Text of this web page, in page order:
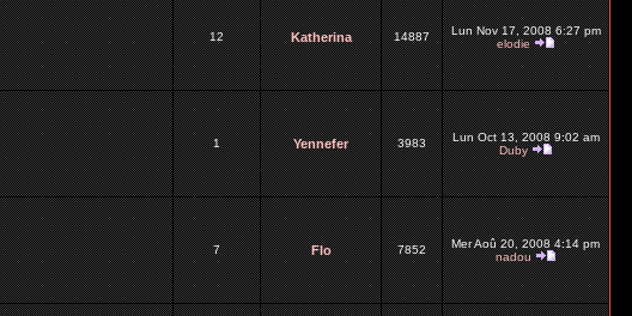
12 Katherina 14887
Lun Nov 17, 2008 6:27 pm
elodie
1 Yennefer 3983
Lun Oct 13, 2008 9:02 am
Duby
7 Flo 7852
Mer Aoû 20, 2008 4:14 pm
nadou